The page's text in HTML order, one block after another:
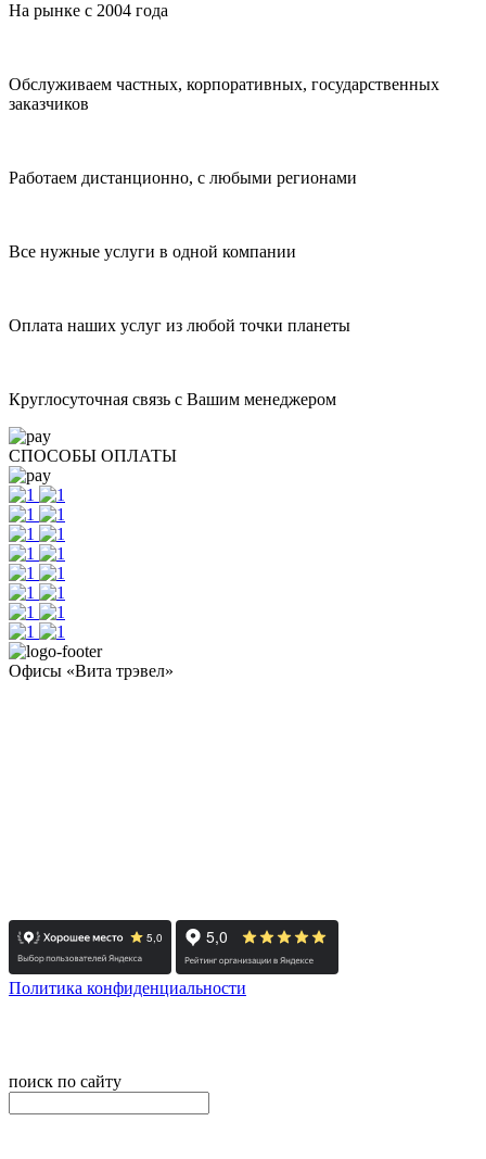
На рынке с 2004 года
Обслуживаем частных, корпоративных, государственных
заказчиков
Работаем дистанционно, с любыми регионами
Все нужные услуги в одной компании
Оплата наших услуг из любой точки планеты
Круглосуточная связь с Вашим менеджером
СПОСОБЫ ОПЛАТЫ
Офисы «Вита трэвел»
Политика конфиденциальности
поиск по сайту